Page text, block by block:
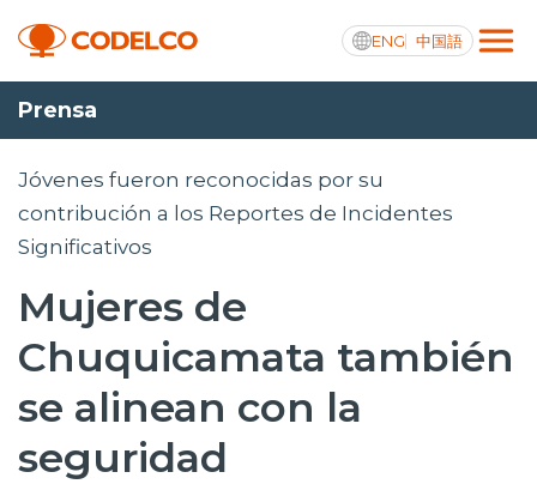
ENG 中国語
Transparencia activa
Operaciones
Proyectos
Sustentabilidad
Innovación
Prensa
Jóvenes fueron reconocidas por su
contribución a los Reportes de Incidentes
Significativos
Mujeres de
Chuquicamata también
se alinean con la
seguridad